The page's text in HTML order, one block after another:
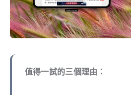
值得一試的三個理由：